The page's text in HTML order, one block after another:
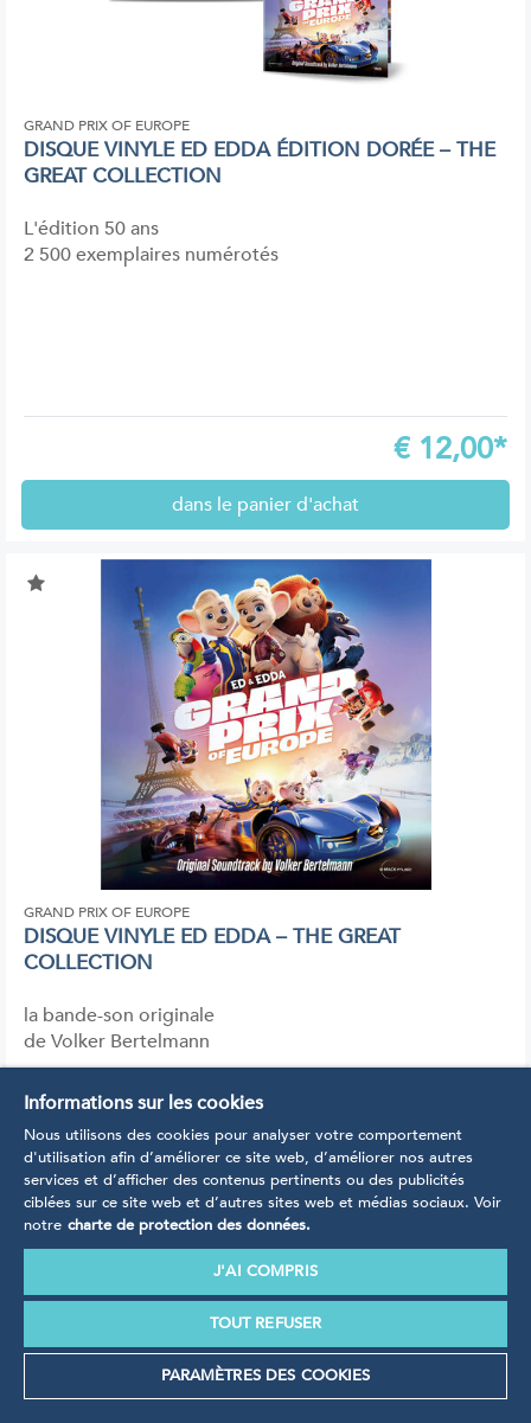
GRAND PRIX OF EUROPE
DISQUE VINYLE ED EDDA ÉDITION DORÉE – THE
GREAT COLLECTION
L'édition 50 ans
2 500 exemplaires numérotés
€ 12,00*
dans le panier d'achat
GRAND PRIX OF EUROPE
DISQUE VINYLE ED EDDA – THE GREAT
COLLECTION
la bande-son originale
de Volker Bertelmann
vers l'article
Informations sur les cookies
Nous utilisons des cookies pour analyser votre comportement
d'utilisation afin d’améliorer ce site web, d’améliorer nos autres
services et d’afficher des contenus pertinents ou des publicités
ciblées sur ce site web et d’autres sites web et médias sociaux. Voir
notre charte de protection des données.
J'AI COMPRIS
TOUT REFUSER
PARAMÈTRES DES COOKIES